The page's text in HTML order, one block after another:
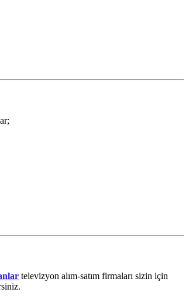
televizyon alım-satım firmaları sizin için